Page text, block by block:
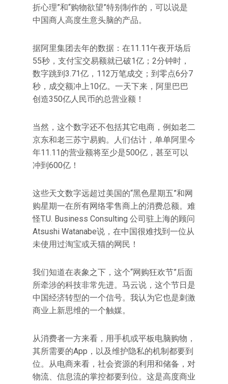
折心理”和“购物欲望”特别制作的，可以说是
中国商人高度生意头脑的产品。
据阿里集团去年的数据：在11.11午夜开场后
55秒，支付宝交易额就已破1亿；2分钟时，
数字跳到3.71亿，112万笔成交；到零点6分7
秒，成交额冲上10亿。一天下来，阿里巴巴
创造350亿人民币的总营业额！
当然，这个数字还不包括其它电商，例如老二
京东和老三苏宁易购。人们估计，单单阿里今
年11.11的营业额将至少是500亿，甚至可以
冲到600亿！
这些天文数字远超过美国的“黑色星期五”和网
购星期一在所有网络零售商上的消费总额。难
怪T.U. Business Consulting 公司驻上海的顾问
Atsushi Watanabe说，在中国很难找到一位从
未使用过淘宝或天猫的网民！
我们知道在表象之下，这个“网购狂欢节”后面
所牵涉的科技非常先进。马云说，这个节日是
中国经济转型的一个信号。我认为它也是刺激
商业上新思维的一个触媒。
从消费者一方来看，用手机或平板电脑购物，
其所需要的App，以及维护隐私的机制都要到
位。从电商来看，社会资源的利用和储备，对
物流、信息流的掌控都要到位。这是高度商业